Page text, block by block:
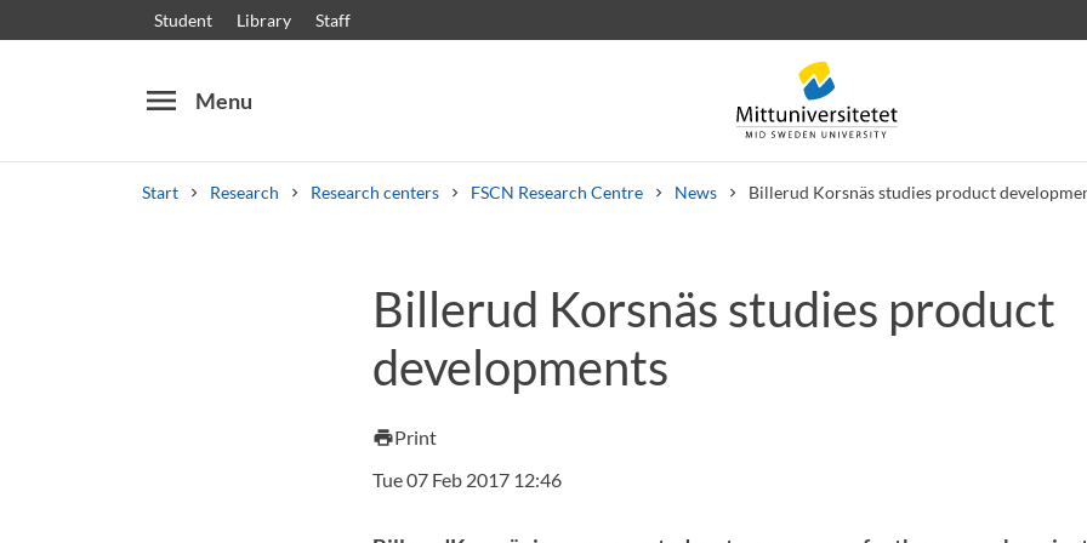
Student Library Staff
menu Menu
Start Research Research centers FSCN Research Centre News Billerud Korsnäs studies product
Other search services
Courses and programmesSyllabus Welcome letters StaffJob vacancies
Billerud Korsnäs studies product
developments
printPrint
Tue 07 Feb 2017 12:46